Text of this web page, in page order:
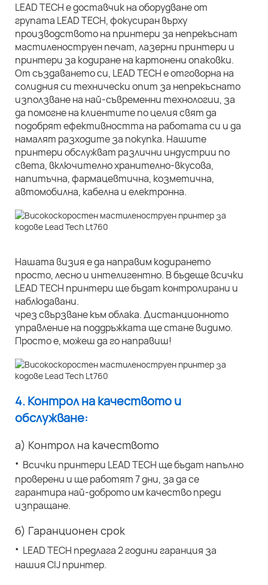
LEAD TECH е доставчик на оборудване от
групата LEAD TECH, фокусиран върху
производството на принтери за непрекъснат
мастиленоструен печат, лазерни принтери и
принтери за кодиране на картонени опаковки.
От създаването си, LEAD TECH е отговорна на
солидния си технически опит за непрекъснато
използване на най-съвременни технологии, за
да помогне на клиентите по целия свят да
подобрят ефективността на работата си и да
намалят разходите за покупка. Нашите
принтери обслужват различни индустрии по
света, включително хранително-вкусова,
напитъчна, фармацевтична, козметична,
автомобилна, кабелна и електронна.
Нашата визия е да направим кодирането
просто, лесно и интелигентно. В бъдеще всички
LEAD TECH принтери ще бъдат контролирани и
наблюдавани.
чрез свързване към облака. Дистанционното
управление на поддръжката ще стане видимо.
Просто е, можеш да го направиш!
4. Контрол на качеството и
обслужване:
а) Контрол на качеството
· Всички принтери LEAD TECH ще бъдат напълно
проверени и ще работят 7 дни, за да се
гарантира най-доброто им качество преди
изпращане.
б) Гаранционен срок
· LEAD TECH предлага 2 години гаранция за
нашия CIJ принтер.